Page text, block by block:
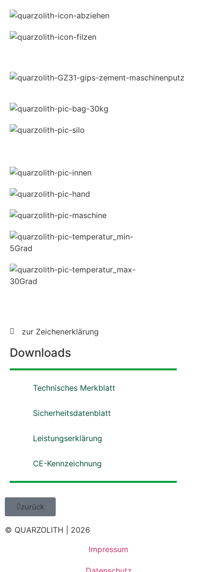
zur Zeichenerklärung
Downloads
Technisches Merkblatt
Sicherheitsdatenblatt
Leistungserklärung
CE-Kennzeichnung
zurück
© QUARZOLITH | 2026
Impressum